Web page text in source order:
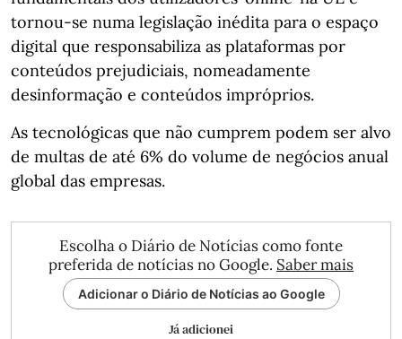
tornou-se numa legislação inédita para o espaço
digital que responsabiliza as plataformas por
conteúdos prejudiciais, nomeadamente
desinformação e conteúdos impróprios.
As tecnológicas que não cumprem podem ser alvo
de multas de até 6% do volume de negócios anual
global das empresas.
Escolha o Diário de Notícias como fonte
preferida de notícias no Google. Saber mais
Adicionar o Diário de Notícias ao Google
Já adicionei